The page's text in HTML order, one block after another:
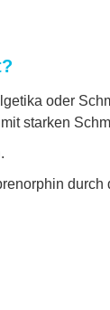
oder
starken